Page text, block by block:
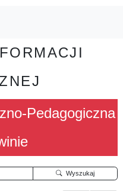
Pedagogiczna
Wyszukaj